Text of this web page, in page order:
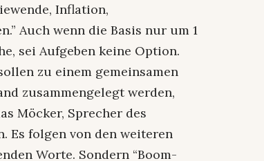
Inflation,
Auch wenn die Basis nur um 1
sei Aufgeben keine Option.
zu einem gemeinsamen
zusammengelegt werden,
Möcker, Sprecher des
Es folgen von den weiteren
Worte. Sondern “Boom-